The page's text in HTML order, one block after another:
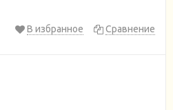
В избранное Сравнение